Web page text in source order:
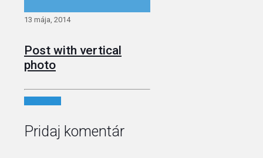
13 mája, 2014
Post with vertical
photo
Pridaj komentár